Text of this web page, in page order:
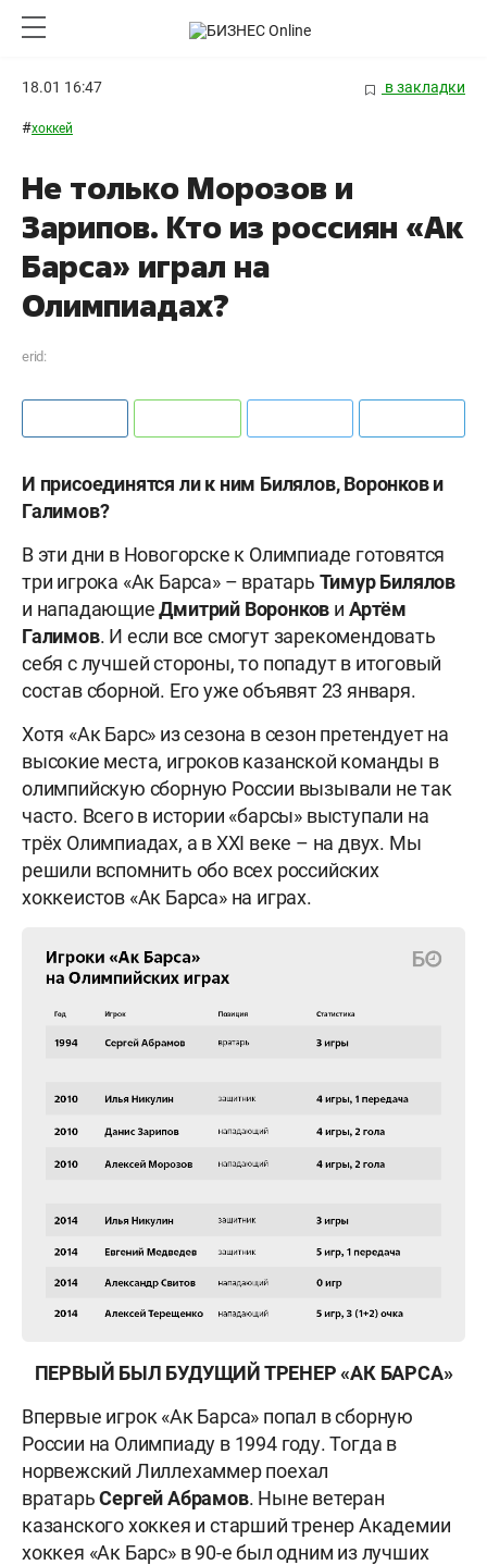
18.01 16:47 в закладки
#хоккей
Не только Морозов и
Зарипов. Кто из россиян «Ак
Барса» играл на
Олимпиадах?
erid:
И присоединятся ли к ним Билялов, Воронков и
Галимов?
В эти дни в Новогорске к Олимпиаде готовятся
три игрока «Ак Барса» – вратарь ТимурБилялов
и нападающиеДмитрий Воронков и Артём
Галимов. И если все смогут зарекомендовать
себя с лучшей стороны, то попадут в итоговый
состав сборной. Его уже объявят 23 января.
Хотя «Ак Барс» из сезона в сезон претендует на
высокие места, игроков казанской команды в
олимпийскую сборную России вызывали не так
часто. Всего в истории «барсы» выступали на
трёх Олимпиадах, а в XXI веке – на двух. Мы
решили вспомнить обо всех российских
хоккеистов «Ак Барса» на играх.
ПЕРВЫЙ БЫЛ БУДУЩИЙ ТРЕНЕР «АК БАРСА»
Впервые игрок «Ак Барса» попал в сборную
России на Олимпиаду в 1994 году. Тогда в
норвежский Лиллехаммер поехал
вратарьСергей Абрамов. Ныне ветеран
казанского хоккея и старший тренер Академии
хоккея «Ак Барс» в 90-е был одним из лучших